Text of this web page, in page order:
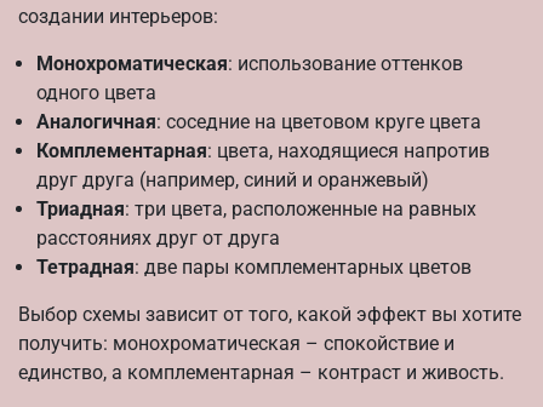
создании интерьеров:
Монохроматическая: использование оттенков
одного цвета
Аналогичная: соседние на цветовом круге цвета
Комплементарная: цвета, находящиеся напротив
друг друга (например, синий и оранжевый)
Триадная: три цвета, расположенные на равных
расстояниях друг от друга
Тетрадная: две пары комплементарных цветов
Выбор схемы зависит от того, какой эффект вы хотите
получить: монохроматическая – спокойствие и
единство, а комплементарная – контраст и живость.